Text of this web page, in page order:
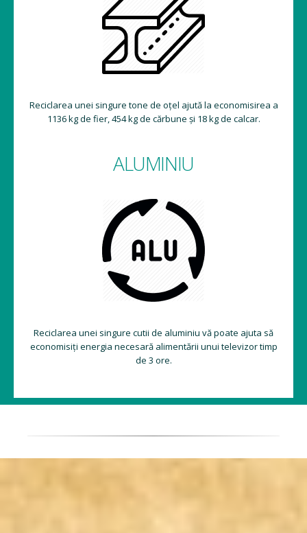
Reciclarea unei singure tone de oțel ajută la economisirea a
1136 kg de fier, 454 kg de cărbune și 18 kg de calcar.
ALUMINIU
Reciclarea unei singure cutii de aluminiu vă poate ajuta să
economisiți energia necesară alimentării unui televizor timp
de 3 ore.